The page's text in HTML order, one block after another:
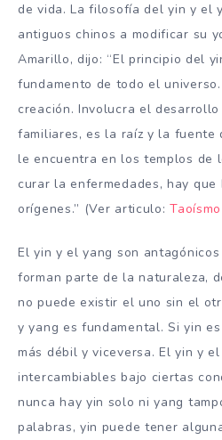
de vida. La filosofía del yin y el
antiguos chinos a modificar su
Amarillo, dijo: “El principio del
fundamento de todo el
creación. Involucra el
familiares, es la raíz y la fuente
le encuentra en los templos de
curar la enfermedades, hay que
orígenes.” (Ver articulo:
El yin y el yang son
forman parte de la naturaleza,
no puede existir el uno sin el
y yang es fundamental. Si yin
más débil y viceversa. El yin y
intercambiables bajo ciertas
nunca hay yin solo ni yang
palabras, yin puede tener